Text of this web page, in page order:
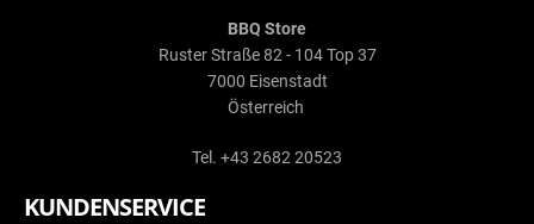
BBQ Store
Ruster Straße 82 - 104 Top 37
7000 Eisenstadt
Österreich
Tel. +43 2682 20523
KUNDENSERVICE